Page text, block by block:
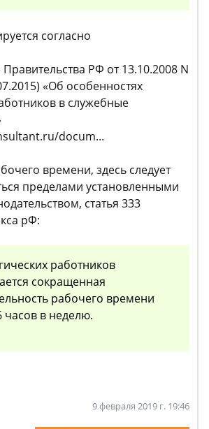
согласно
РФ от 13.10.2008 N
«Об особенностях
в служебные
docum...
времени, здесь следует
пределами установленными
статья 333
рФ:
работников
сокращенная
рабочего времени
часов в неделю.
9 февраля 2019 г. 19:46